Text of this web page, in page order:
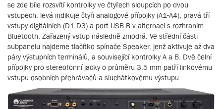
se zde bíle rozsvítí kontrolky ve čtyřech sloupcích po dvou
vstupech: levá indikuje čtyři analogové přípojky (A1-A4), pravá tří
vstupy digitálních (D1-D3) a port USB-B v alternaci s rozhraním
Bluetooth. Zařazený vstup následně zmodrá. Ve střední části
subpanelu najdeme tlačítko spínače Speaker, jenž aktivuje až dva
páry výstupních terminálů, a související kontrolky A a B. Dvě čelní
přípojky pro stereofonní jacky o průměru 3,5 mm patří linkovému
vstupu osobních přehrávačů a sluchátkovému výstupu.